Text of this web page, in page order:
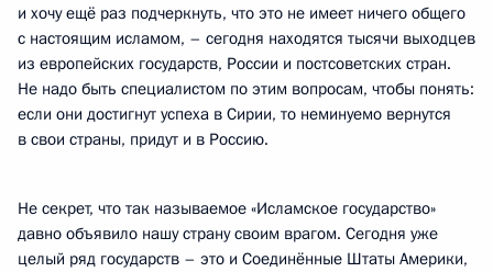
и хочу ещё раз подчеркнуть, что это не имеет ничего общего
с настоящим исламом, – сегодня находятся тысячи выходцев
из европейских государств, России и постсоветских стран.
Не надо быть специалистом по этим вопросам, чтобы понять:
если они достигнут успеха в Сирии, то неминуемо вернутся
в свои страны, придут и в Россию.
Не секрет, что так называемое «Исламское государство»
давно объявило нашу страну своим врагом. Сегодня уже
целый ряд государств – это и Соединённые Штаты Америки,